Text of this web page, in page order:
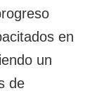
en
un
de